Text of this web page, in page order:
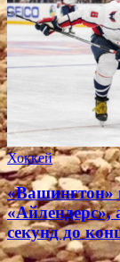
Хоккей
«Вашингтон»
«Айлендерс»,
секунд до